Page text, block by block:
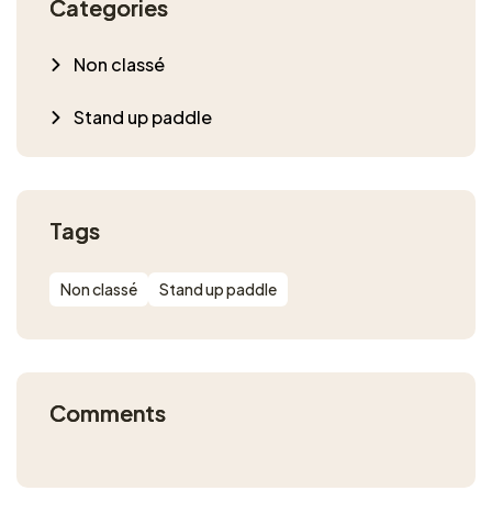
Categories
Non classé
Stand up paddle
Tags
Non classé Stand up paddle
Comments